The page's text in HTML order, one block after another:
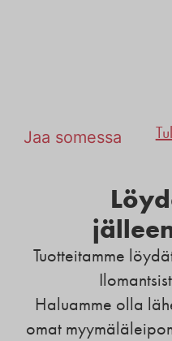
Jaa somessa
Tuotteitamme
Haluamme olla
omat